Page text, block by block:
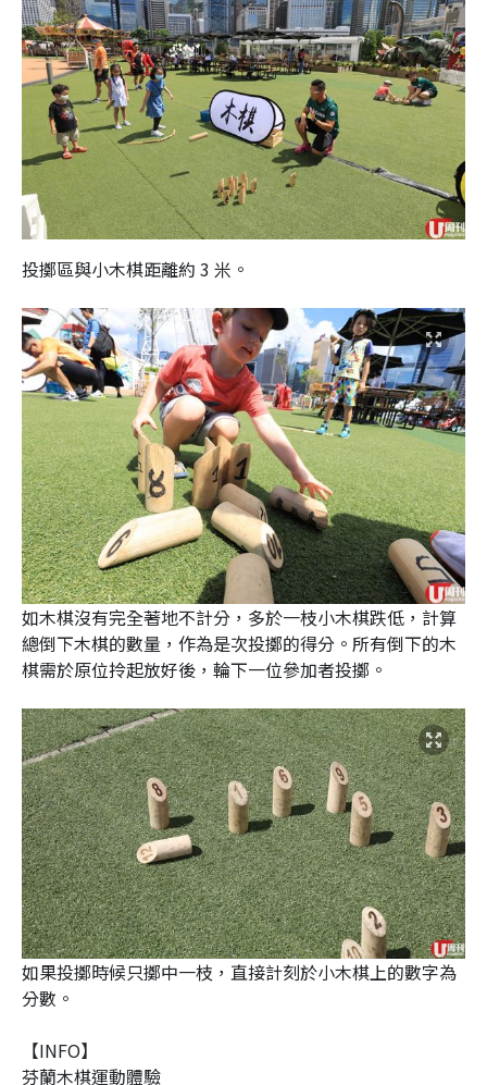
投擲區與小木棋距離約 3 米。
如木棋沒有完全著地不計分，多於一枝小木棋跌低，計算
總倒下木棋的數量，作為是次投擲的得分。所有倒下的木
棋需於原位拎起放好後，輪下一位參加者投擲。
如果投擲時候只擲中一枝，直接計刻於小木棋上的數字為
分數。
【INFO】
芬蘭木棋運動體驗